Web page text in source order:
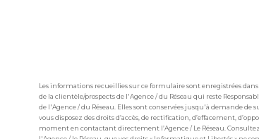
Les informations recueillies sur ce formulaire sont enregistrées
de la clientèle/prospects de l'Agence / du Réseau qui reste
de l'Agence / du Réseau. Elles sont conservées jusqu'à demande
vous disposez des droits d’accès, de rectification, d’effacement,
moment en contactant directement l’Agence / Le Réseau.